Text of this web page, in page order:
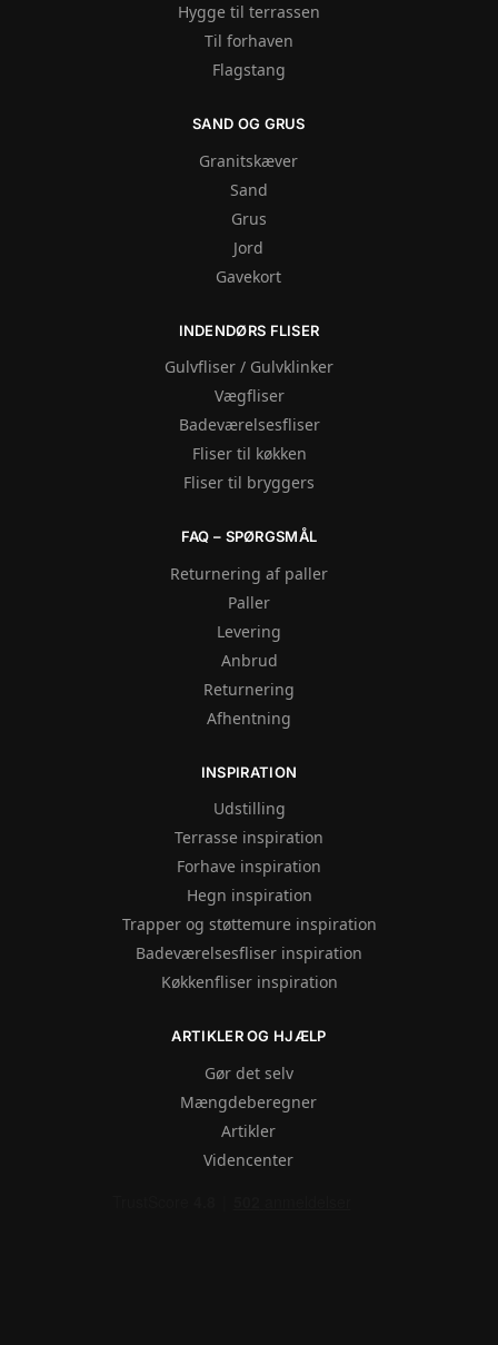
Hygge til terrassen
Til forhaven
Flagstang
SAND OG GRUS
Granitskæver
Sand
Grus
Jord
Gavekort
INDENDØRS FLISER
Gulvfliser / Gulvklinker
Vægfliser
Badeværelsesfliser
Fliser til køkken
Fliser til bryggers
FAQ – SPØRGSMÅL
Returnering af paller
Paller
Levering
Anbrud
Returnering
Afhentning
INSPIRATION
Udstilling
Terrasse inspiration
Forhave inspiration
Hegn inspiration
Trapper og støttemure inspiration
Badeværelsesfliser inspiration
Køkkenfliser inspiration
ARTIKLER OG HJÆLP
Gør det selv
Mængdeberegner
Artikler
Videncenter